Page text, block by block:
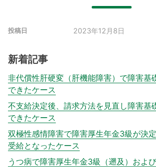
投稿日 2023年12月8日
新着記事
非代償性肝硬変（肝機能障害）で障害基
できたケース
不支給決定後、請求方法を見直し障害基
できたケース
双極性感情障害で障害厚生年金3級が決
受給となったケース
うつ病で障害厚生年金3級（遡及）およ